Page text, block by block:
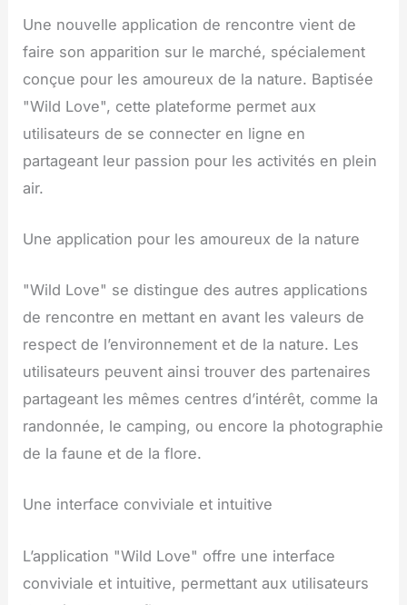
Une nouvelle application de rencontre vient de
faire son apparition sur le marché, spécialement
conçue pour les amoureux de la nature. Baptisée
"Wild Love", cette plateforme permet aux
utilisateurs de se connecter en ligne en
partageant leur passion pour les activités en plein
air.
Une application pour les amoureux de la nature
"Wild Love" se distingue des autres applications
de rencontre en mettant en avant les valeurs de
respect de l’environnement et de la nature. Les
utilisateurs peuvent ainsi trouver des partenaires
partageant les mêmes centres d’intérêt, comme la
randonnée, le camping, ou encore la photographie
de la faune et de la flore.
Une interface conviviale et intuitive
L’application "Wild Love" offre une interface
conviviale et intuitive, permettant aux utilisateurs